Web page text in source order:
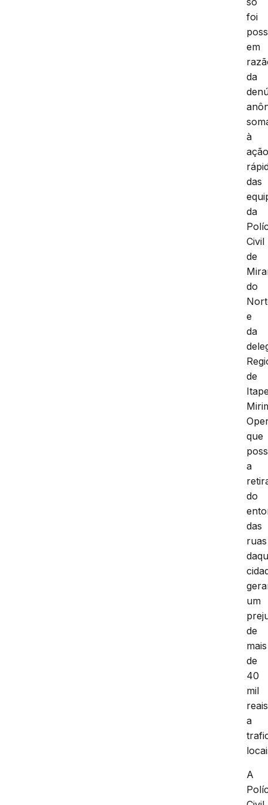
foi
em
da
à
das
da
Civil
de
do
e
da
de
que
a
do
das
ruas
um
de
mais
de
40
mil
reais
a
A